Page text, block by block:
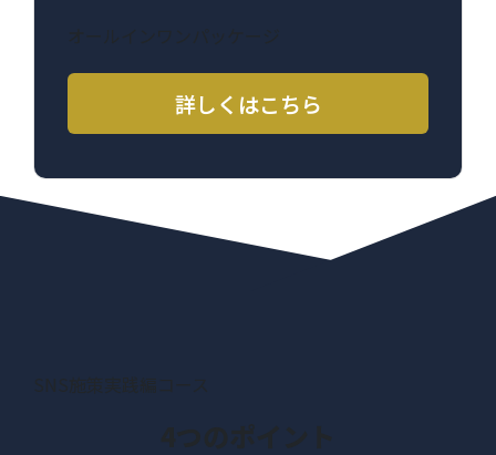
詳しくはこちら